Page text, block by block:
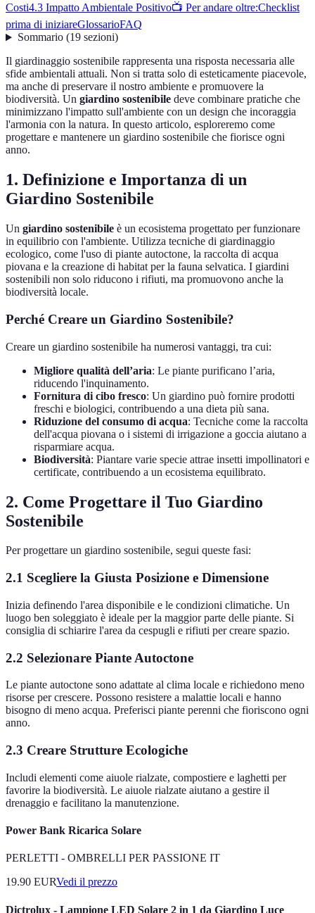
Costi4.3 Impatto Ambientale Positivo📺 Per andare oltre:Checklist
prima di iniziareGlossarioFAQ
Sommario(19 sezioni)
Il giardinaggio sostenibile rappresenta una risposta necessaria alle
sfide ambientali attuali. Non si tratta solo di esteticamente piacevole,
ma anche di preservare il nostro ambiente e promuovere la
biodiversità. Un giardino sostenibile deve combinare pratiche che
minimizzano l'impatto sull'ambiente con un design che incoraggia
l'armonia con la natura. In questo articolo, esploreremo come
progettare e mantenere un giardino sostenibile che fiorisce ogni
anno.
1. Definizione e Importanza di un
Giardino Sostenibile
Un giardino sostenibile è un ecosistema progettato per funzionare
in equilibrio con l'ambiente. Utilizza tecniche di giardinaggio
ecologico, come l'uso di piante autoctone, la raccolta di acqua
piovana e la creazione di habitat per la fauna selvatica. I giardini
sostenibili non solo riducono i rifiuti, ma promuovono anche la
biodiversità locale.
Perché Creare un Giardino Sostenibile?
Creare un giardino sostenibile ha numerosi vantaggi, tra cui:
Migliore qualità dell’aria: Le piante purificano l’aria,
riducendo l'inquinamento.
Fornitura di cibo fresco: Un giardino può fornire prodotti
freschi e biologici, contribuendo a una dieta più sana.
Riduzione del consumo di acqua: Tecniche come la raccolta
dell'acqua piovana o i sistemi di irrigazione a goccia aiutano a
risparmiare acqua.
Biodiversità: Piantare varie specie attrae insetti impollinatori e
certificate, contribuendo a un ecosistema equilibrato.
2. Come Progettare il Tuo Giardino
Sostenibile
Per progettare un giardino sostenibile, segui queste fasi:
2.1 Scegliere la Giusta Posizione e Dimensione
Inizia definendo l'area disponibile e le condizioni climatiche. Un
luogo ben soleggiato è ideale per la maggior parte delle piante. Si
consiglia di schiarire l'area da cespugli e rifiuti per creare spazio.
2.2 Selezionare Piante Autoctone
Le piante autoctone sono adattate al clima locale e richiedono meno
risorse per crescere. Possono resistere a malattie locali e hanno
bisogno di meno acqua. Preferisci piante perenni che fioriscono ogni
anno.
2.3 Creare Strutture Ecologiche
Includi elementi come aiuole rialzate, compostiere e laghetti per
favorire la biodiversità. Le aiuole rialzate aiutano a gestire il
drenaggio e facilitano la manutenzione.
Power Bank Ricarica Solare
PERLETTI - OMBRELLI PER PASSIONE IT
19.90 EURVedi il prezzo
Dictrolux - Lampione LED Solare 2 in 1 da Giardino Luce